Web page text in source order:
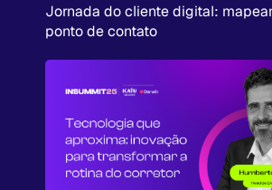
Jornada do cliente digital:
ponto de contato